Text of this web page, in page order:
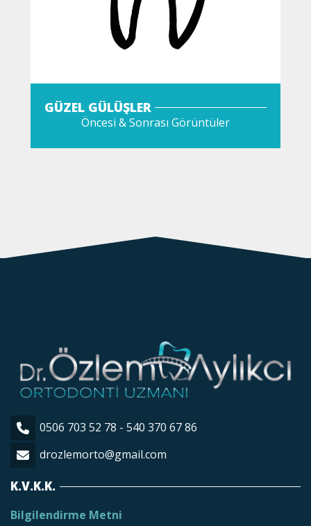
GÜZEL GÜLÜŞLER
Öncesi & Sonrası Görüntüler
0506 703 52 78 - 540 370 67 86
drozlemorto@gmail.com
K.V.K.K.
Bilgilendirme Metni